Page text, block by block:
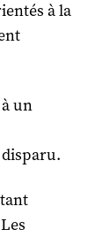
à la
un